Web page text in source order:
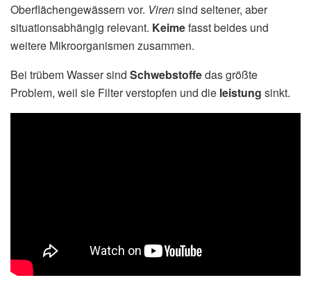
Oberflächengewässern vor. Virensind seltener, aber
situationsabhängig relevant. Keimefasst beides und
weitere Mikroorganismen zusammen.
Bei trübem Wasser sind Schwebstoffedas größte
Problem, weil sie Filter verstopfen und die leistung sinkt.